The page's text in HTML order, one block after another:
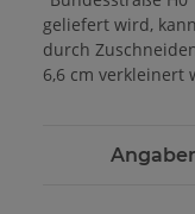
geliefert wird,
durch
6,6 cm verkleinert